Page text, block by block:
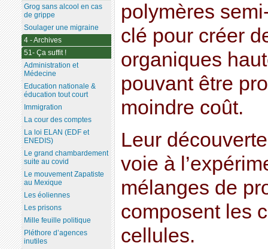
polymères
clé pour créer
organiques
pouvant être
moindre coût.
Leur
voie à
mélanges de
composent les
cellules.
Grog sans alcool en cas
de grippe
Soulager une migraine
4 - Archives
51- Ça suffit !
Administration et
Médecine
Education nationale &
éducation tout court
Immigration
La cour des comptes
La loi ELAN (EDF et
ENEDIS)
Le grand chambardement
suite au covid
Le mouvement Zapatiste
au Mexique
Les éoliennes
Les prisons
Mille feuille politique
Pléthore d’agences
inutiles